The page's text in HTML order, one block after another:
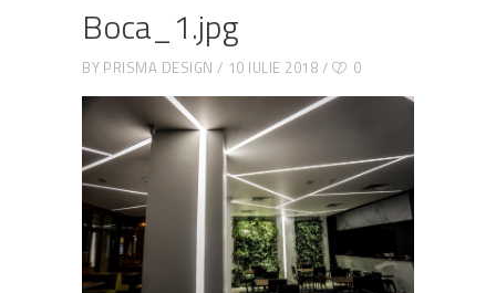
Boca_1.jpg
BY PRISMA DESIGN 10 IULIE 2018 0